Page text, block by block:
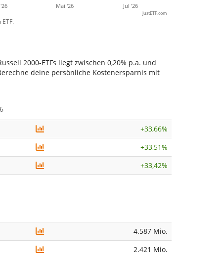
Mai '26 Jul '26
justETF.com
2000-ETFs liegt zwischen 0,20% p.a. und
deine persönliche Kostenersparnis mit
+33,66%
+33,51%
+33,42%
4.587 Mio.
2.421 Mio.